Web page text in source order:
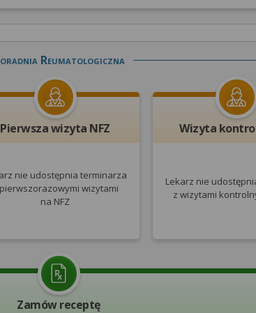
Reumatologiczna
Pierwsza wizyta NFZ
nie udostępnia terminarza
wizytami
na NFZ
Wizyta
Lekarz nie
z wizytami
Zamów receptę